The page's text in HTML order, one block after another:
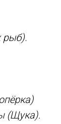
рыб).
(Щука).